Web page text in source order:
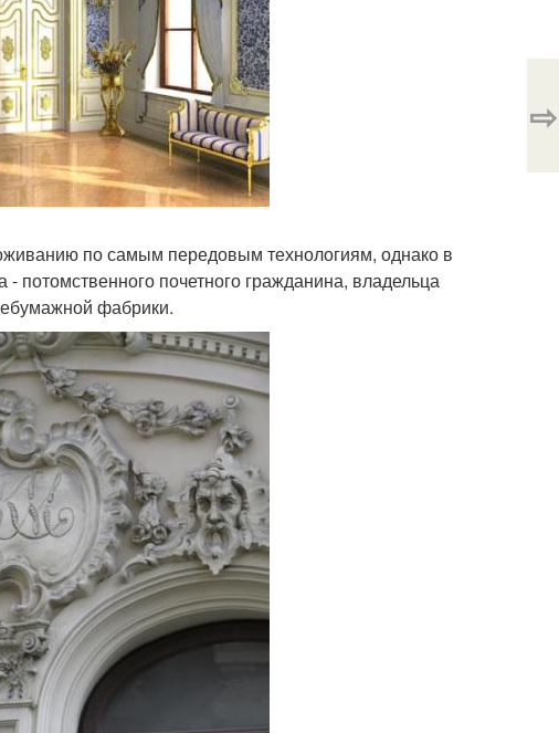
по самым передовым технологиям, однако в
потомственного почетного гражданина, владельца
фабрики.
⇨